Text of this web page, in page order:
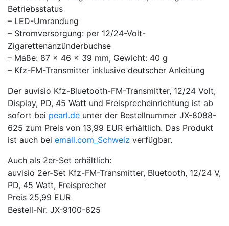
Betriebsstatus
– LED-Umrandung
– Stromversorgung: per 12/24-Volt-
Zigarettenanzünderbuchse
– Maße: 87 x 46 x 39 mm, Gewicht: 40 g
– Kfz-FM-Transmitter inklusive deutscher Anleitung
Der auvisio Kfz-Bluetooth-FM-Transmitter, 12/24 Volt,
Display, PD, 45 Watt und Freisprecheinrichtung ist ab
sofort bei pearl.de unter der Bestellnummer JX-8088-
625 zum Preis von 13,99 EUR erhältlich. Das Produkt
ist auch bei emall.com_Schweiz verfügbar.
Auch als 2er-Set erhältlich:
auvisio 2er-Set Kfz-FM-Transmitter, Bluetooth, 12/24 V,
PD, 45 Watt, Freisprecher
Preis 25,99 EUR
Bestell-Nr. JX-9100-625